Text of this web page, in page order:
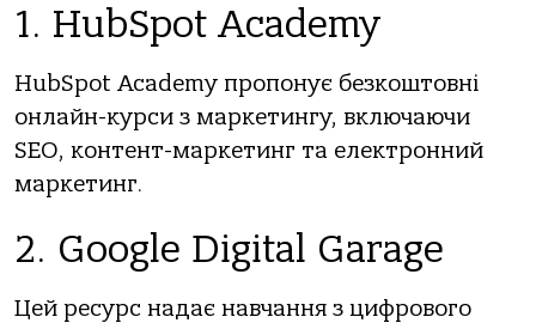
1. HubSpot Academy
HubSpot Academy пропонує безкоштовні
онлайн-курси з маркетингу, включаючи
SEO, контент-маркетинг та електронний
маркетинг.
2. Google Digital Garage
Цей ресурс надає навчання з цифрового